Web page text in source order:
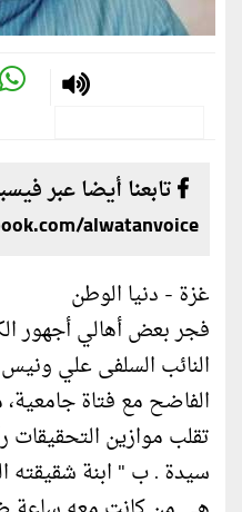
تابعنا أيضا عبر
alwatanvoice
غزة - دنيا الوطن
فجر بعض أهالي أجهور
النائب السلفى علي ونيس
الفاضح مع فتاة جامعية،
تقلب موازين
سيدة . ب " ابنة شقيقته